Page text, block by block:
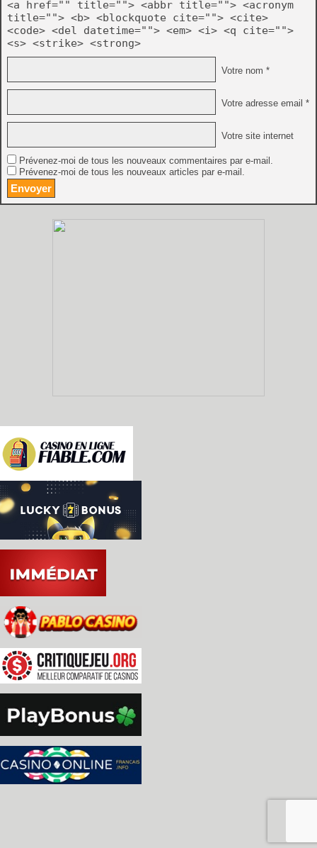
<a href="" title=""> <abbr title=""> <acronym
title=""> <b> <blockquote cite=""> <cite>
<code> <del datetime=""> <em> <i> <q cite="">
<s> <strike> <strong>
Votre nom *
Votre adresse email *
Votre site internet
Prévenez-moi de tous les nouveaux commentaires par e-mail.
Prévenez-moi de tous les nouveaux articles par e-mail.